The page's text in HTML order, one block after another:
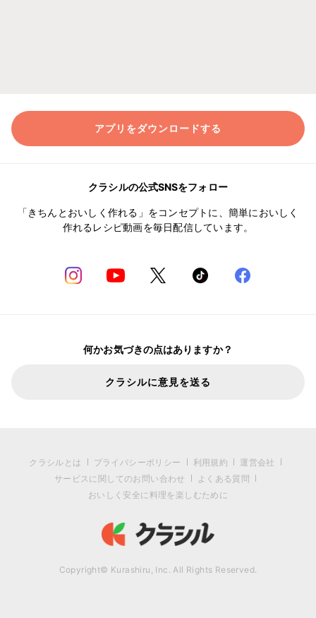
アプリをダウンロードする
クラシルの公式SNSをフォロー
「きちんとおいしく作れる」をコンセプトに、簡単においしく
作れるレシピ動画を毎日配信しています。
何かお気づきの点はありますか？
クラシルに意見を送る
クラシルとは プライバシーポリシー 利用規約
運営会社
サービスに関してのお問い合わせ
よくある質問
おいしく安全に料理を楽しむために
Copyright© Kurashiru, Inc. All Rights Reserved.